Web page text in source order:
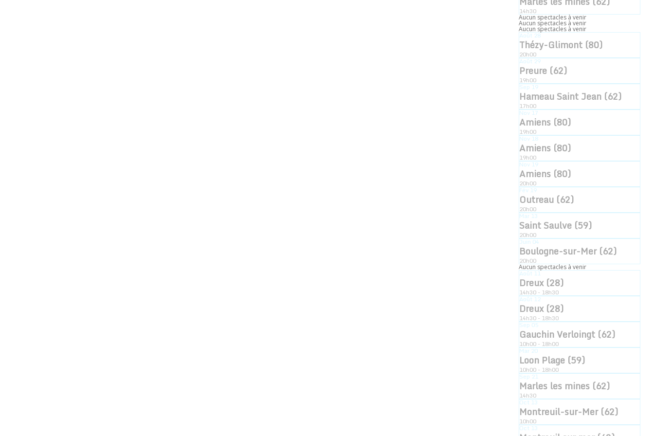
14h30
Aucun spectacles à venir
Aucun spectacles à venir
Aucun spectacles à venir
Août28
Thézy-Glimont (80)
20h00
Août29
Preure (62)
19h00
Sep19
Hameau Saint Jean (62)
17h00
Nov17
Amiens (80)
19h00
Nov18
Amiens (80)
19h00
Nov19
Amiens (80)
20h00
Fév19
Outreau (62)
20h00
Mar13
Saint Saulve (59)
20h00
Juin04
Boulogne-sur-Mer (62)
20h00
Aucun spectacles à venir
Août11
Dreux (28)
14h30 - 18h30
Août12
Dreux (28)
14h30 - 18h30
Sep05
Gauchin Verloingt (62)
10h00 - 18h00
Mar20
Loon Plage (59)
10h00 - 18h00
Sep21
Marles les mines (62)
14h30
Oct13
Montreuil-sur-Mer (62)
10h00
Oct13
L’esquisseuse